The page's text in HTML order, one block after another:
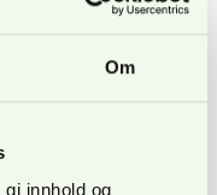
Om
innhold og
planlegging i
og som
har Even vært